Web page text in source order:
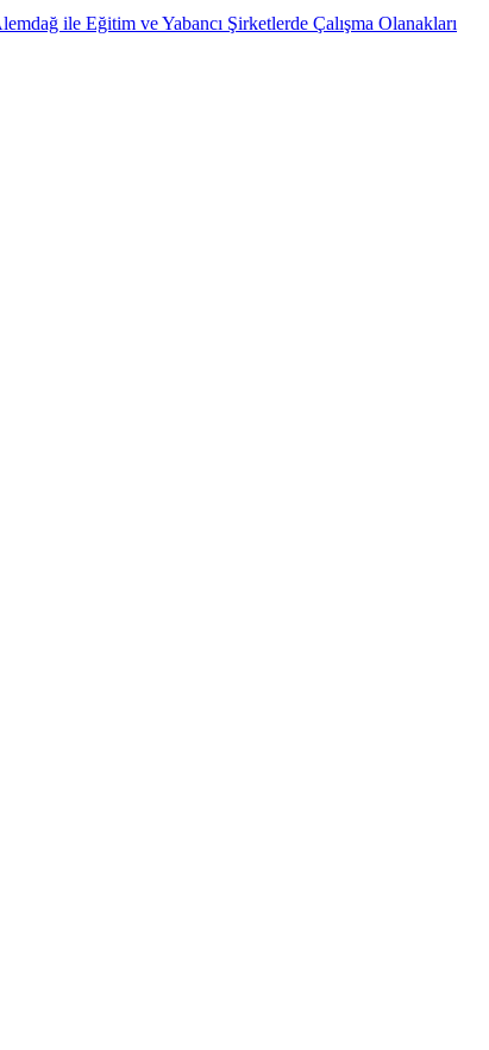
ile Eğitim ve Yabancı Şirketlerde Çalışma Olanakları